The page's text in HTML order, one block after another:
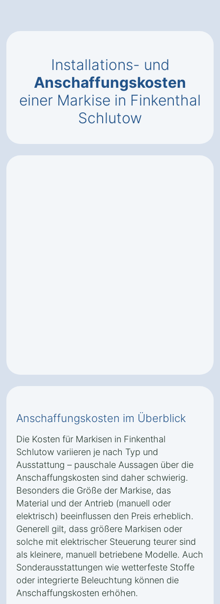
Installations- und
Anschaffungskosten
einer Markise in Finkenthal
Schlutow
Anschaffungskosten im Überblick
Die Kosten für Markisen in Finkenthal
Schlutow variieren je nach Typ und
Ausstattung – pauschale Aussagen über die
Anschaffungskosten sind daher schwierig.
Besonders die Größe der Markise, das
Material und der Antrieb (manuell oder
elektrisch) beeinflussen den Preis erheblich.
Generell gilt, dass größere Markisen oder
solche mit elektrischer Steuerung teurer sind
als kleinere, manuell betriebene Modelle. Auch
Sonderausstattungen wie wetterfeste Stoffe
oder integrierte Beleuchtung können die
Anschaffungskosten erhöhen.